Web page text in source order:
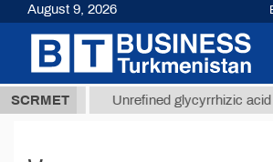
SCRMET
37,8 ТМТ Unrefined glycyrrhizic acid
August 9, 2026